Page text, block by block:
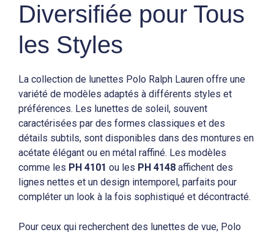
Diversifiée pour Tous
les Styles
La collection de lunettes Polo Ralph Lauren offre une
variété de modèles adaptés à différents styles et
préférences. Les lunettes de soleil, souvent
caractérisées par des formes classiques et des
détails subtils, sont disponibles dans des montures en
acétate élégant ou en métal raffiné. Les modèles
comme les PH 4101 ou les PH 4148 affichent des
lignes nettes et un design intemporel, parfaits pour
compléter un look à la fois sophistiqué et décontracté.
Pour ceux qui recherchent des lunettes de vue, Polo